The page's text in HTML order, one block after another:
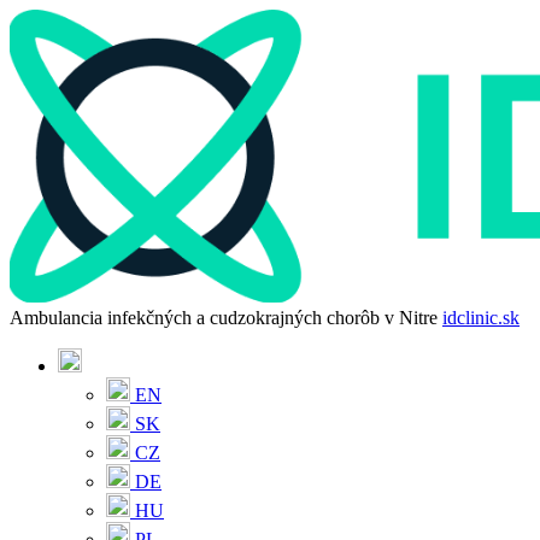
Ambulancia infekčných a cudzokrajných chorôb v Nitre idclinic.sk
EN
SK
CZ
DE
HU